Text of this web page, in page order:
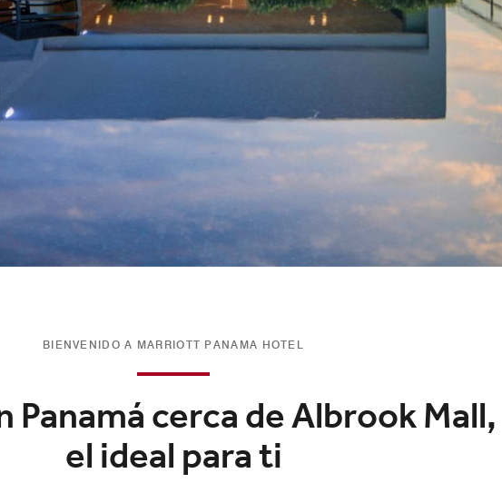
BIENVENIDO A MARRIOTT PANAMA HOTEL
Panamá cerca de Albrook Mall,
el ideal para ti